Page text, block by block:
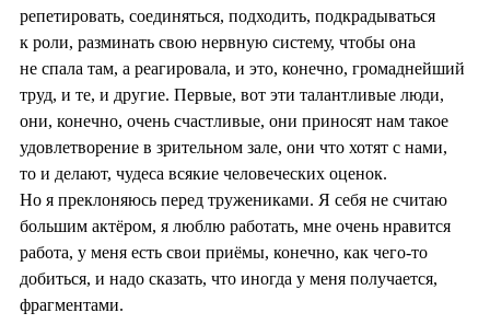
репетировать, соединяться, подходить, подкрадываться
к роли, разминать свою нервную систему, чтобы она
не спала там, а реагировала, и это, конечно, громаднейший
труд, и те, и другие. Первые, вот эти талантливые люди,
они, конечно, очень счастливые, они приносят нам такое
удовлетворение в зрительном зале, они что хотят с нами,
то и делают, чудеса всякие человеческих оценок.
Но я преклоняюсь перед тружениками. Я себя не считаю
большим актёром, я люблю работать, мне очень нравится
работа, у меня есть свои приёмы, конечно, как чего-то
добиться, и надо сказать, что иногда у меня получается,
фрагментами.